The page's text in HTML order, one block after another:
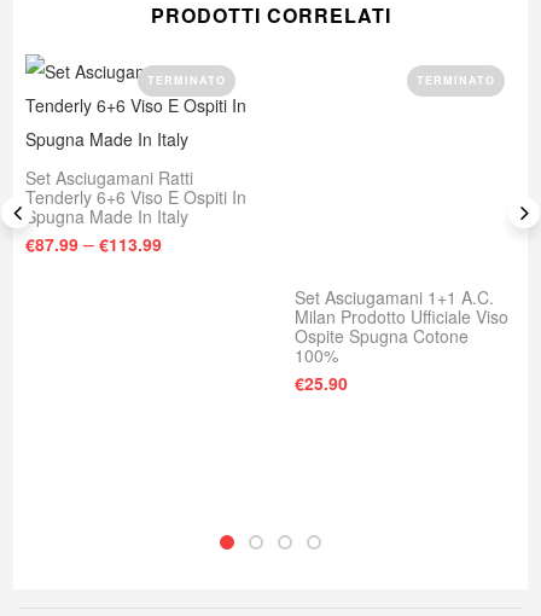
PRODOTTI CORRELATI
TERMINATO
Set Asciugamani Ratti
Tenderly 6+6 Viso E Ospiti In
Spugna Made In Italy
€87.99 – €113.99
TERMINATO
Set Asciugamani 1+1 A.C.
Milan Prodotto Ufficiale Viso
Ospite Spugna Cotone
100%
€25.90